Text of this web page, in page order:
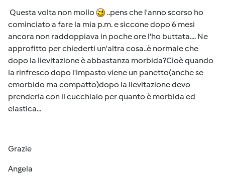
Questa volta non mollo
..pens che l'anno scorso ho
cominciato a fare la mia p.m. e siccone dopo 6 mesi
ancora non raddoppiava in poche ore l'ho buttata.... Ne
approfitto per chiederti un'altra cosa..è normale che
dopo la lievitazione è abbastanza morbida?Cioè quando
la rinfresco dopo l'impasto viene un panetto(anche se
emorbido ma compatto)dopo la lievitazione devo
prenderla con il cucchiaio per quanto è morbida ed
elastica...
Grazie
Angela